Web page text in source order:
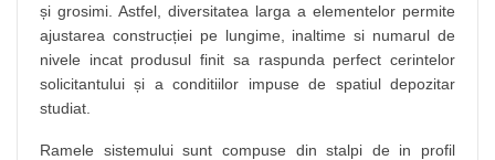
și grosimi. Astfel, diversitatea larga a elementelor permite
ajustarea construcției pe lungime, inaltime si numarul de
nivele incat produsul finit sa raspunda perfect cerintelor
solicitantului și a conditiilor impuse de spatiul depozitar
studiat.
Ramele sistemului sunt compuse din stalpi de in profil